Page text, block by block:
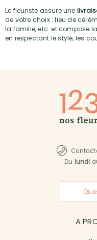
Le fleuriste assure une
de votre choix : lieu de
la famille, etc. et compose
en respectant le style, les
Du lundi
A